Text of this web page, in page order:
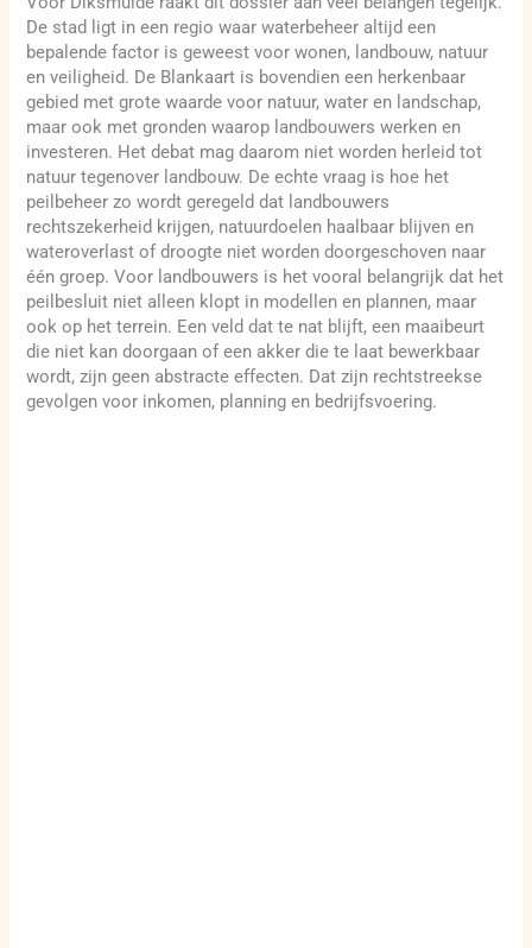
De stad ligt in een regio waar waterbeheer altijd een
bepalende factor is geweest voor wonen, landbouw, natuur
en veiligheid. De Blankaart is bovendien een herkenbaar
gebied met grote waarde voor natuur, water en landschap,
maar ook met gronden waarop landbouwers werken en
investeren. Het debat mag daarom niet worden herleid tot
natuur tegenover landbouw. De echte vraag is hoe het
peilbeheer zo wordt geregeld dat landbouwers
rechtszekerheid krijgen, natuurdoelen haalbaar blijven en
wateroverlast of droogte niet worden doorgeschoven naar
één groep. Voor landbouwers is het vooral belangrijk dat het
peilbesluit niet alleen klopt in modellen en plannen, maar
ook op het terrein. Een veld dat te nat blijft, een maaibeurt
die niet kan doorgaan of een akker die te laat bewerkbaar
wordt, zijn geen abstracte effecten. Dat zijn rechtstreekse
gevolgen voor inkomen, planning en bedrijfsvoering.